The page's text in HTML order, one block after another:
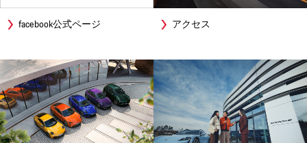
facebook公式ページ アクセス